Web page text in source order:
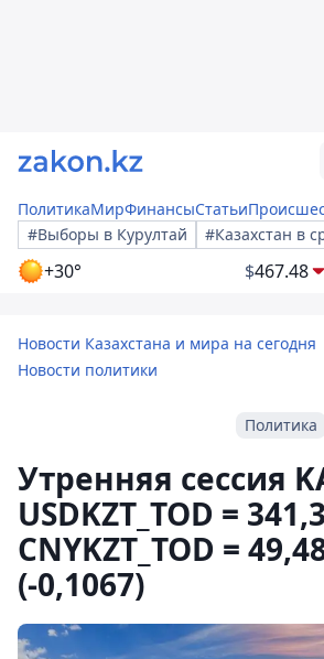
ПолитикаМирФинансыСтатьи
#Выборы в Курултай
#Казахстан в
+30° $467.48
Новости Казахстана и мира на сегодня
Новости политики
Политика
Утренняя сессия
USDKZT_TOD =
CNYKZT_TOD =
(-0,1067)